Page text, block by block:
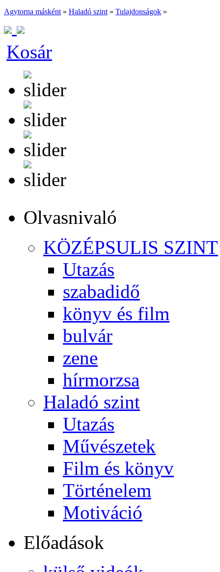
Agytorna másként» Haladó szint» Tulajdonságok »
Kosár
Olvasnivaló
KÖZÉPSULIS SZINT
Utazás
szabadidő
könyv és film
bulvár
zene
hírmorzsa
Haladó szint
Utazás
Művészetek
Film és könyv
Történelem
Motiváció
Előadások